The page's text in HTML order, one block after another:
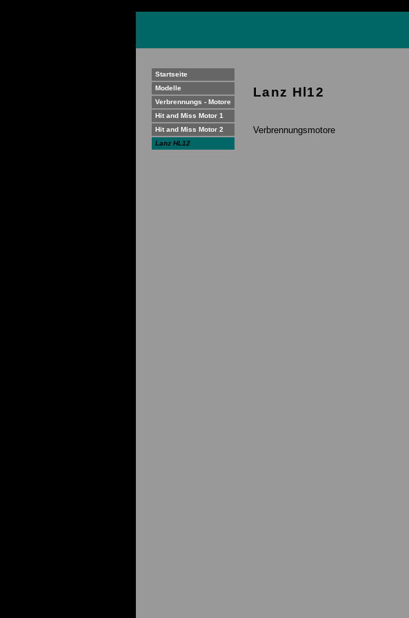
Startseite
Modelle
Verbrennungs - Motore
Hit and Miss Motor 1
Hit and Miss Motor 2
Lanz HL12
Lanz Hl12
Verbrennungsmotore